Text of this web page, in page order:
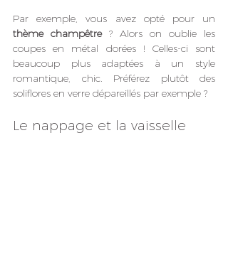
thème champêtre ? Alors on oublie les
coupes en métal dorées ! Celles-ci sont
beaucoup plus adaptées à un style
romantique, chic.
Préférez plutôt des
soliflores en verre dépareillés par exemple ?
Le nappage et la vaisselle